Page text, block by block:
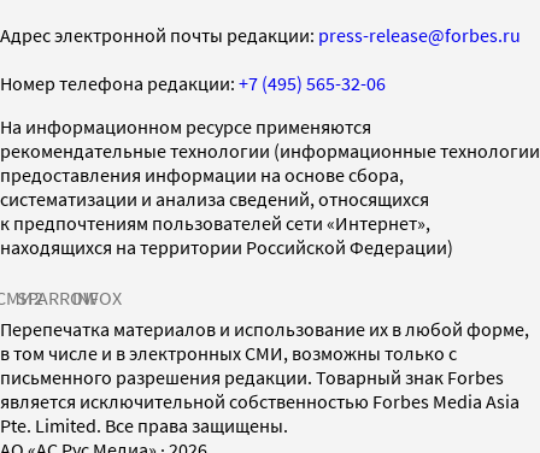
Адрес электронной почты редакции: press-release@forbes.ru
Номер телефона редакции: +7 (495) 565-32-06
На информационном ресурсе применяются
рекомендательные технологии (информационные технологии
предоставления информации на основе сбора,
систематизации и анализа сведений, относящихся
к предпочтениям пользователей сети «Интернет»,
находящихся на территории Российской Федерации)
SPARROWINFOX
Перепечатка материалов и использование их в любой форме,
в том числе и в электронных СМИ, возможны только с
письменного разрешения редакции. Товарный знак Forbes
является исключительной собственностью Forbes Media Asia
Pte. Limited. Все права защищены.